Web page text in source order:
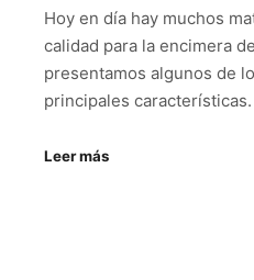
Hoy en día hay muchos
calidad para la encimera
presentamos algunos de
principales características.
Leer más